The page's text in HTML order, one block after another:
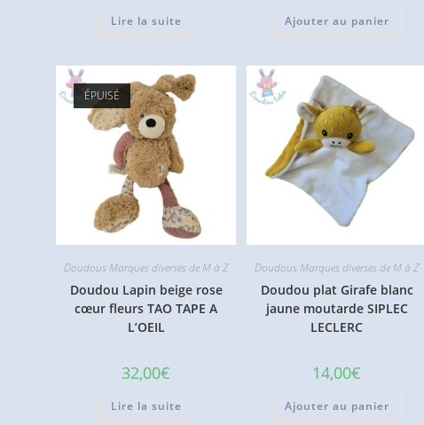
Lire la suite Ajouter au panier
ÉPUISÉ
Doudous Marques diverses de M à Z
Doudou Lapin beige rose
cœur fleurs TAO TAPE A
L’OEIL
32,00€
Lire la suite
Doudous Marques diverses de M à Z
Doudou plat Girafe blanc
jaune moutarde SIPLEC
LECLERC
14,00€
Ajouter au panier